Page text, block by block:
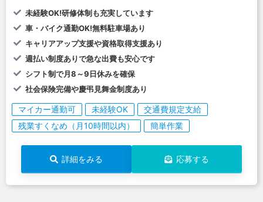
未経験OK!研修体制も充実しています
車・バイク通勤OK!無料駐車場あり
キャリアアップ支援や資格取得支援あり
週払い制度ありで急な出費も安心です
シフト制で月8～9日休みを確保
社会保険完備や慶弔見舞金制度あり
マイカー通勤可 未経験OK
交通費規定支給
残業すくなめ（月10時間以内）
簡単作業
詳細をみる 応募する